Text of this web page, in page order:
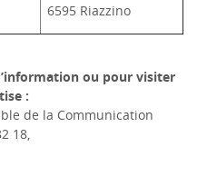
6595 Riazzino
ou pour visiter
:
de la Communication
18,